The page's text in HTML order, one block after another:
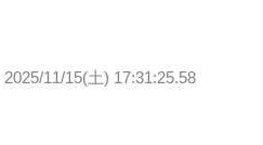
2025/11/15(土) 17:31:25.58